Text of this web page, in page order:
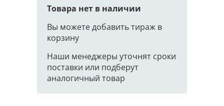
Товара нет в наличии
Вы можете добавить тираж в
корзину
Наши менеджеры уточнят сроки
поставки или подберут
аналогичный товар